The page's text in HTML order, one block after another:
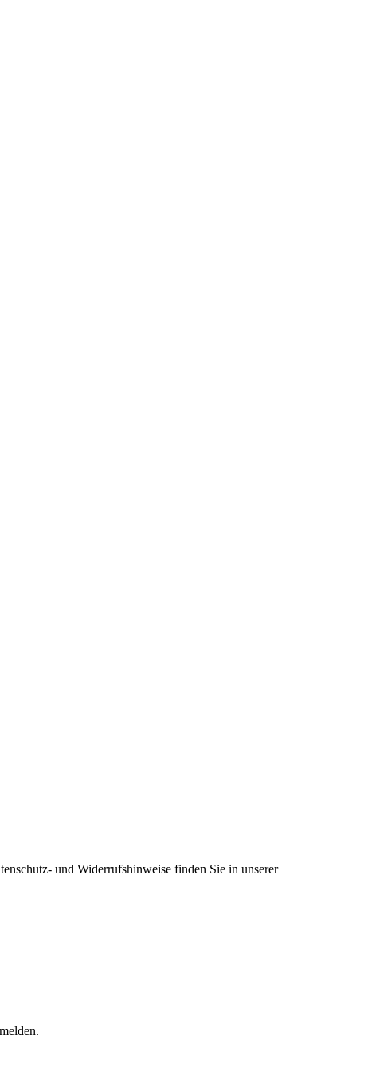
und Widerrufshinweise finden Sie in unserer